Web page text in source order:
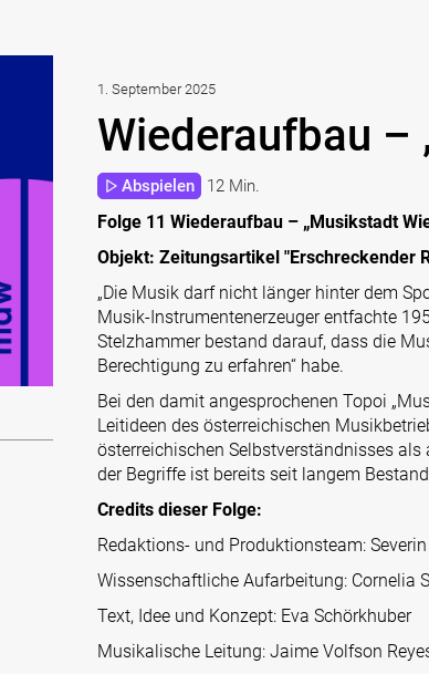
1. September 2025
Wiederaufbau –
Abspielen 12 Min.
Folge 11 Wiederaufbau – „Musikstadt
Objekt: Zeitungsartikel "Erschreckender
„Die Musik darf nicht länger hinter dem
Musik-Instrumentenerzeuger entfachte
Stelzhammer bestand darauf, dass die
Berechtigung zu erfahren“ habe.
Bei den damit angesprochenen Topoi
Leitideen des österreichischen
österreichischen Selbstverständnisses
der Begriffe ist bereits seit langem
Credits dieser Folge:
Redaktions- und Produktionsteam:
Wissenschaftliche Aufarbeitung: Cornelia
Text, Idee und Konzept: Eva Schörkhuber
Musikalische Leitung: Jaime Volfson